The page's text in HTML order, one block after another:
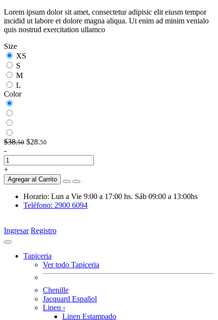
Lorem ipsum dolor sit amet, consectetur adipisic elit eiusm tempor
incidid ut labore et dolore magna aliqua. Ut enim ad minim venialo
quis nostrud exercitation ullamco
Size
XS
S
M
L
Color
$38.50 $28.50
-
+
Agregar al Carrito
Horario: Lun a Vie 9:00 a 17:00 hs. Sáb 09:00 a 13:00hs
Teléfono: 2900 6094
Ingresar Registro
Tapiceria
Ver todo Tapiceria
Chenille
Jacquard Español
Linen ›
Linen Estampado